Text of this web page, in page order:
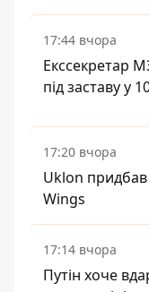
17:44 вчора
Екссекретар
під заставу у
17:20 вчора
Uklon придбав
Wings
17:14 вчора
Путін хоче